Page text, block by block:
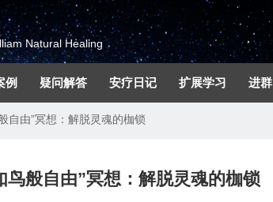
Natural Healing
例 疑问解答 安疗日记 扩展学习 进群
自由”冥想：解脱灵魂的枷锁
鸟般自由”冥想：解脱灵魂的枷锁